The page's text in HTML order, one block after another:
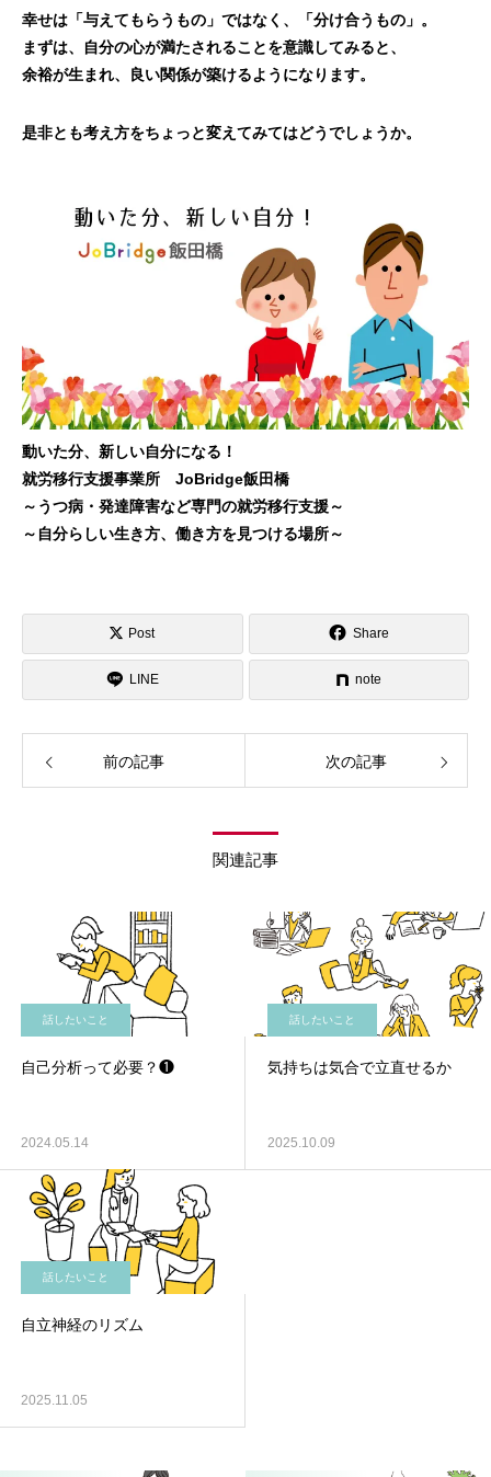
幸せは「与えてもらうもの」ではなく、「分け合うもの」。
まずは、自分の心が満たされることを意識してみると、
余裕が生まれ、良い関係が築けるようになります。
是非とも考え方をちょっと変えてみてはどうでしょうか。
動いた分、新しい自分になる！
就労移行支援事業所 JoBridge飯田橋
～うつ病・発達障害など専門の就労移行支援～
～自分らしい生き方、働き方を見つける場所～
Post Share
LINE note
前の記事 次の記事
関連記事
話したいこと
自己分析って必要？❶
2024.05.14
話したいこと
気持ちは気合で立直せるか
2025.10.09
話したいこと
自立神経のリズム
2025.11.05